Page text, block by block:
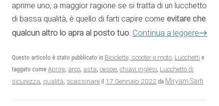
aprirne uno, a maggior ragione se si tratta di un lucchetto
di bassa qualità, è quello di farti capire come evitare che
qualcun altro lo apra al posto tuo. Continua a leggere→
Questo articolo è stato pubblicato in Biciclette, scooter e moto, Lucchetti e
taggato come Aprire, arco, asta, cesoie, chiavi inglesi, Lucchetto di
sicurezza, qualità, scassinare il 17 Gennaio 2022 da Miryam Sarti